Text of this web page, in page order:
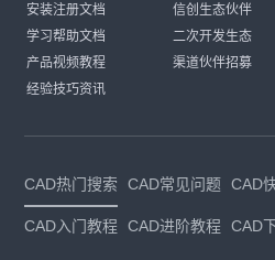
安装注册文档
学习帮助文档
产品视频教程
经验技巧资讯
信创生态伙伴
二次开发生态
渠道伙伴招募
CAD热门搜索 CAD常见问题 CAD
CAD入门教程 CAD进阶教程 CAD